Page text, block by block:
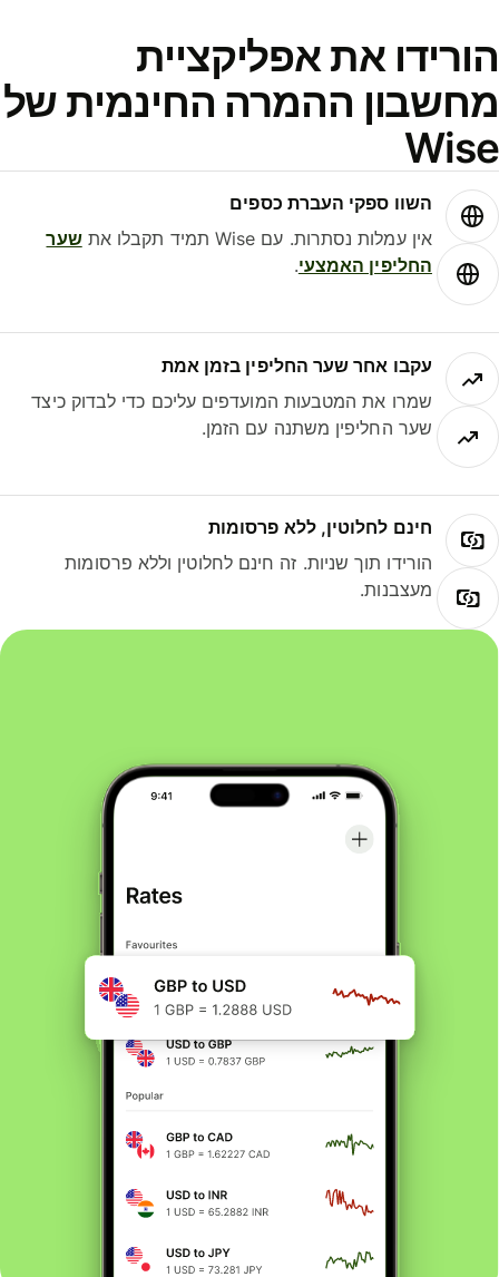
את אפליקציית
ההמרה החינמית של
השוו ספקי העברת כספים
אין עמלות נסתרות. עם Wise תמיד תקבלו את
שער
החליפין האמצעי.
עקבו אחר שער החליפין בזמן אמת
שמרו את המטבעות המועדפים עליכם כדי לבדוק כיצד
שער החליפין משתנה עם הזמן.
חינם לחלוטין, ללא פרסומות
הורידו תוך שניות. זה חינם לחלוטין וללא פרסומות
מעצבנות.